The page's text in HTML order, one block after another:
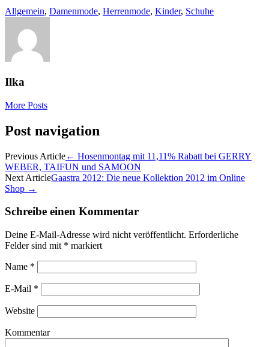
Allgemein, Damenmode, Herrenmode, Kinder, Schuhe
Ilka
More Posts
Post navigation
Previous Article← Hosenmontag mit 11,11% Rabatt bei GERRY
WEBER, TAIFUN und SAMOON
Next ArticleGaastra 2012: Die neue Kollektion 2012 im Online
Shop →
Schreibe einen Kommentar
Deine E-Mail-Adresse wird nicht veröffentlicht. Erforderliche
Felder sind mit * markiert
Name *
E-Mail *
Website
Kommentar